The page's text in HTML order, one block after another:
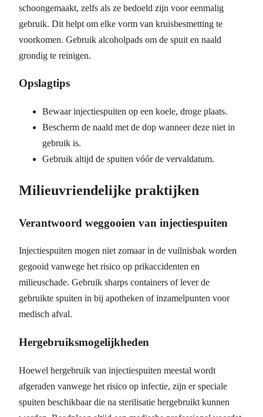
schoongemaakt, zelfs als ze bedoeld zijn voor eenmalig
gebruik. Dit helpt om elke vorm van kruisbesmetting te
voorkomen. Gebruik alcoholpads om de spuit en naald
grondig te reinigen.
Opslagtips
Bewaar injectiespuiten op een koele, droge plaats.
Bescherm de naald met de dop wanneer deze niet in
gebruik is.
Gebruik altijd de spuiten vóór de vervaldatum.
Milieuvriendelijke praktijken
Verantwoord weggooien van injectiespuiten
Injectiespuiten mogen niet zomaar in de vuilnisbak worden
gegooid vanwege het risico op prikaccidenten en
milieuschade. Gebruik sharps containers of lever de
gebruikte spuiten in bij apotheken of inzamelpunten voor
medisch afval.
Hergebruiksmogelijkheden
Hoewel hergebruik van injectiespuiten meestal wordt
afgeraden vanwege het risico op infectie, zijn er speciale
spuiten beschikbaar die na sterilisatie hergebruikt kunnen